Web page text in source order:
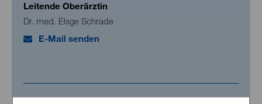
Leitende Oberärztin
Dr. med. Elsge Schrade
E-Mail senden